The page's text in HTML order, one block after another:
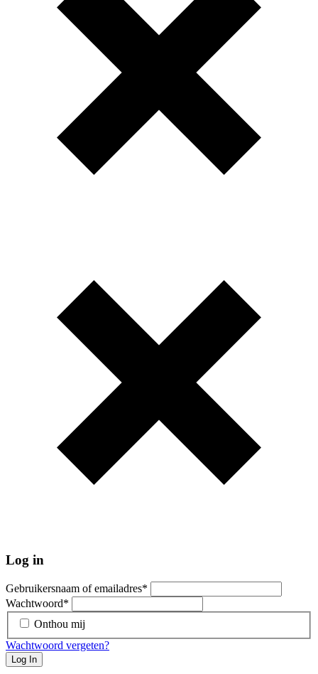
Log in
Gebruikersnaam of emailadres*
Wachtwoord*
Onthou mij
Wachtwoord vergeten?
Log In